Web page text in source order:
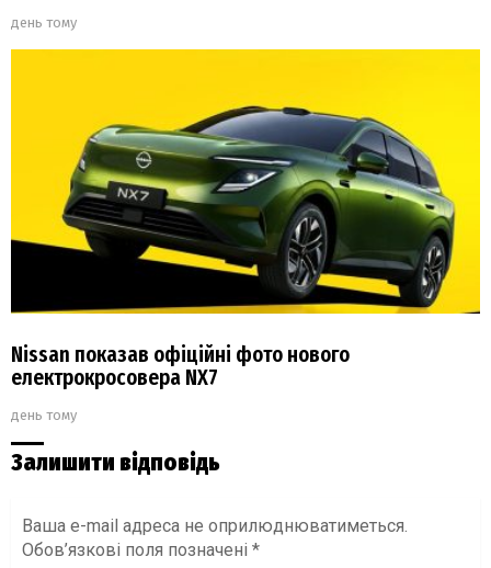
день тому
Nissan показав офіційні фото нового
електрокросовера NX7
день тому
Залишити відповідь
Ваша e-mail адреса не оприлюднюватиметься.
Обов’язкові поля позначені *